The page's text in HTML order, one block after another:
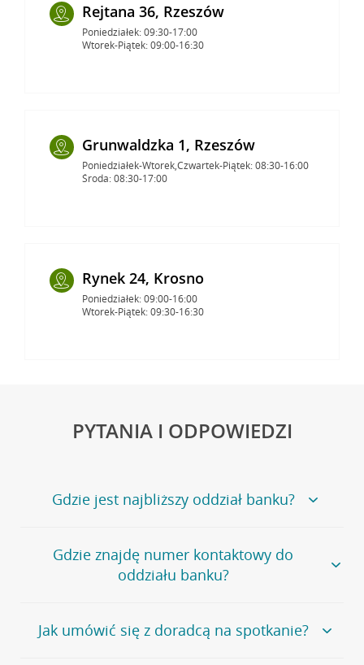
Rejtana 36, Rzeszów
Poniedziałek: 09:30-17:00
Wtorek-Piątek: 09:00-16:30
Grunwaldzka 1, Rzeszów
Poniedziałek-Wtorek,Czwartek-Piątek: 08:30-16:00
Środa: 08:30-17:00
Rynek 24, Krosno
Poniedziałek: 09:00-16:00
Wtorek-Piątek: 09:30-16:30
PYTANIA I ODPOWIEDZI
Gdzie jest najbliższy oddział banku?
Jeśli szukasz oddziału naszego banku, zapraszamy na
stronęPlacówki i bankomaty, na której znajduje się
wygodna wyszukiwarka.
oddziałów
Gdzie znajdę numer kontaktowy do
oddziału banku?
Bank Credit Agricole nie udostępnia ogólnego numeru
telefonu do placówki bankowej.
Jak umówić się z doradcą na spotkanie?